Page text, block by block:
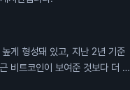
게 형성돼 있고, 지난 2년 기준
비트코인이 보여준 것보다 더 큰
내재 변동성이 계속 눌릴까?